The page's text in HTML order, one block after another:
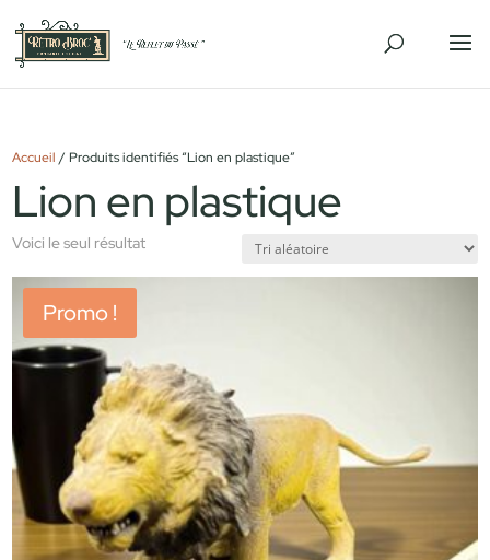
Accueil / Produits identifiés “Lion en plastique”
Lion en plastique
Voici le seul résultat
Promo !